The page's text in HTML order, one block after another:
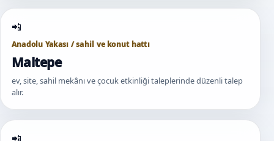
Anadolu Yakası / sahil ve konut hattı
Maltepe
ev, site, sahil mekânı ve çocuk etkinliği taleplerinde düzenli talep
alır.